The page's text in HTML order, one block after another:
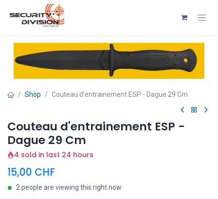
Se rendre au contenu
Shop Couteau d'entrainement ESP - Dague 29 Cm
Couteau d'entrainement ESP -
Dague 29 Cm
4 sold in last 24 hours
15,00 CHF
2 people are viewing this right now